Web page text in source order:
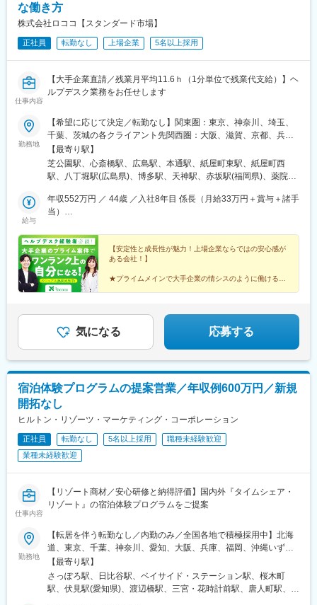
な働き方
株式会社ロココ【スタンダード市場】
正社員 転勤なし 上場企業 5名以上採用
仕事内容
【大手企業直請／残業月平均11.6ｈ（1分単位で残業代支給）】ヘ
ルプデスク業務をお任せします
勤務地
【希望に応じて決定／転勤なし】関東圏：東京、神奈川、埼玉、
千葉、茨城の各クライアント先関西圏：大阪、滋賀、京都、兵
庫、奈良の各クライアント先※他にも三重、広島、福岡の各クライ
アント先もございます。※希望に応じて、勤務地を決定します。※
転居を伴う転勤はありません。【大阪本社】大阪府大阪市中央区
港区芝2-5-6 芝256スクエアビル3F/4F
【最寄り駅】
芝公園駅、心斎橋駅、広島駅、本通駅、紙屋町東駅、紙屋町西
駅、八丁堀駅(広島県)、博多駅、天神駅、赤坂駅(福岡県)、薬院
駅、秋葉原駅、立川駅、吉祥寺駅、八王子駅、浜松町駅、大門駅
(東京都)、日本橋駅(東京都)、三田駅(東京都)、田町駅(東京都)、蒲
駅、武蔵中原駅、鴨居駅、横浜駅、川崎駅、新横浜駅、小田原
駅、藤沢駅、千葉駅、船橋駅、柏駅、松戸駅、大宮駅(埼玉県)、大
阪駅、梅田駅(地下鉄)、新大阪駅、天王寺駅、ＪＲ難波駅、京橋駅
(大阪府)、大阪阿部野橋駅、堺東駅、千里中央駅(北大阪急行)、四
ツ橋駅、守口駅、大日駅、本町駅、向日町駅、京都駅、烏丸駅、
(滋賀県)、石山駅、三ノ宮駅、神戸三宮駅(阪神)、西宮北口駅、明
石駅、伏見駅(愛知県)、祇園駅(福岡県)、天神南駅、西鉄福岡駅、
二重橋前駅、南新宿駅、神泉駅、東池袋駅、稲荷町駅(東京都)、高
官山駅、京急新子安駅、新高島駅、緑町駅、石上駅、京成千葉
駅、京成船橋駅、大阪梅田駅(阪神線)、大阪梅田駅(阪急線)、西中
島南方駅、天王寺駅前駅、なんば駅(地下鉄)、千里中央駅(大阪モ
ノレール)、土居駅(大阪府)、堺筋本町駅、東向日駅、四条駅(京都
(神戸新交通)、三宮・花時計前駅、山陽明石駅、丸の内駅(愛知
県)、大阪難波駅、猿猴橋町駅、立町駅、大手町駅(東京都)、代々
葉県)、南方駅(大阪府)、長堀橋駅、西大橋駅、三条駅(京都府)、三
宮駅(神戸市営)、国際センター駅
給与
年収552万円 ／ 44歳 ／入社8年目 係長（月給33万円＋賞与＋諸手
当）
当）
【安定性と成長性が魅力！上場企業ならではの安心感が
ある会社！】
★プライムメインで大手企業の情シスのように働ける★
気になる 応募する
宿泊体験プログラムの提案営業／年収例600万円／新規
開拓なし
ヒルトン・リゾーツ・マーケティング・コーポレーション
正社員 転勤なし 5名以上採用
職種未経験歓迎
業種未経験歓迎
仕事内容
【リゾート商材／安心研修と納得評価】国内外『タイムシェア・
リゾート』の宿泊体験プログラムをご提案
勤務地
【転居を伴う転勤なし／内勤のみ／全国各地で積極採用中】北海
道、東京、千葉、神奈川、愛知、大阪、兵庫、福岡、沖縄いずれ
かのバケーション・ギャラリーにて勤務していただきます。★外
回りはありません！完全内勤での業務となります。※勤務地は希望
を考慮し決定します※関西エリアは圏内バケーション・ギャラリー
【最寄り駅】
さっぽろ駅、日比谷駅、ベイサイド・ステーション駅、桜木町
駅、伏見駅(愛知県)、渡辺橋駅、三宮・花時計前駅、唐人町駅、市